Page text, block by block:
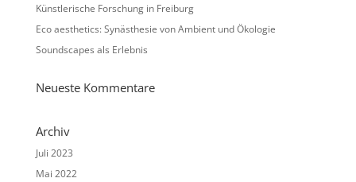
Künstlerische Forschung in Freiburg
Eco aesthetics: Synästhesie von Ambient und Ökologie
Soundscapes als Erlebnis
Neueste Kommentare
Archiv
Juli 2023
Mai 2022